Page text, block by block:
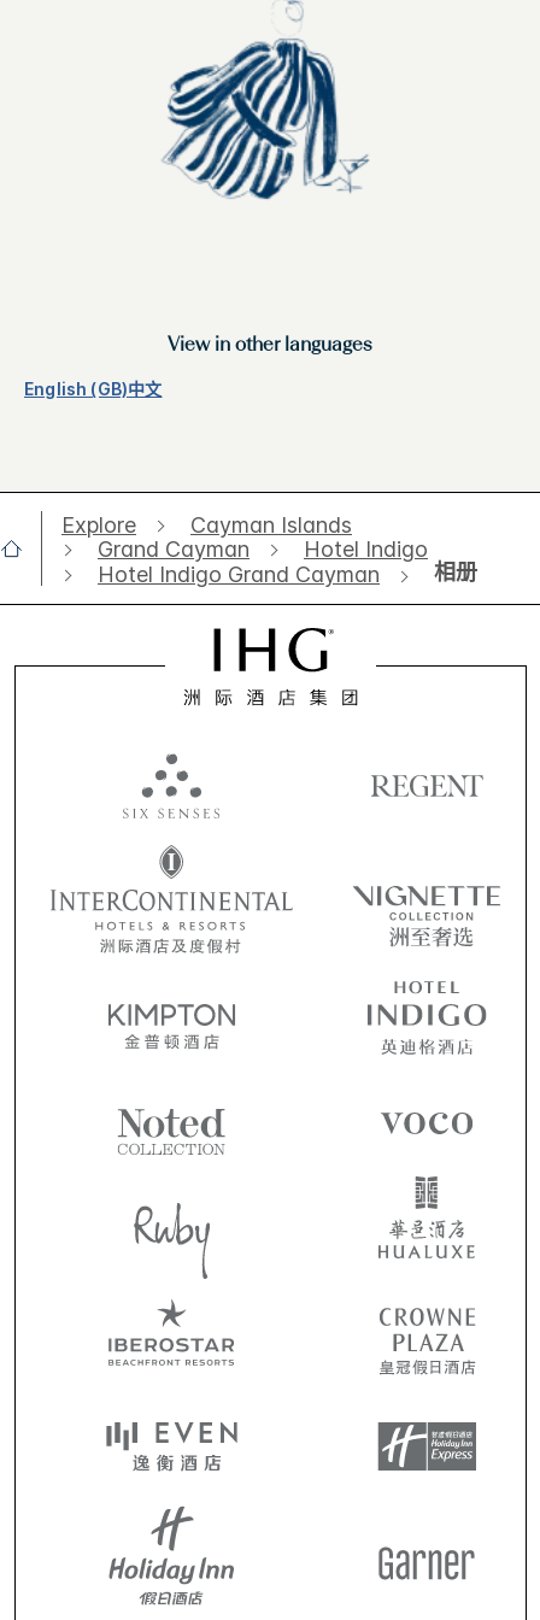
View in other languages
English (GB)中文
Explore
Cayman Islands
Grand Cayman
Hotel Indigo
Hotel Indigo Grand Cayman
相册